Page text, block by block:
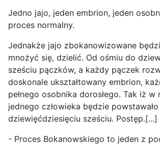
Jedno jajo, jeden embrion, jeden
proces normalny.
Jednakże jajo zbokanowizowane
mnożyć się, dzielić. Od ośmiu do
sześciu pączków, a każdy pączek
doskonale ukształtowany embrion,
pełnego osobnika dorosłego. Tak iż w
jednego człowieka będzie powstawało
dziewięćdziesięciu sześciu. Postęp.[...]
- Proces Bokanowskiego to jeden z